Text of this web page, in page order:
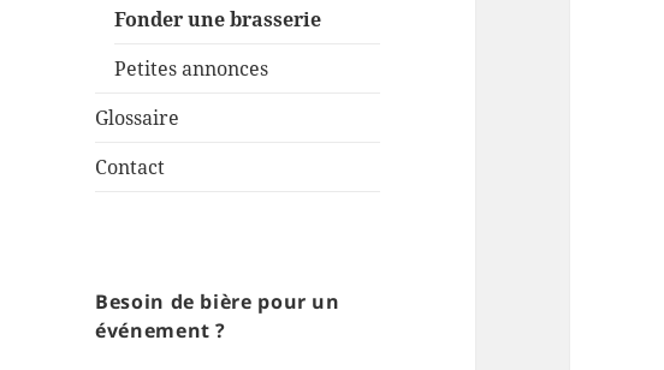
Fonder une brasserie
Petites annonces
Glossaire
Contact
Besoin de bière pour un
événement ?